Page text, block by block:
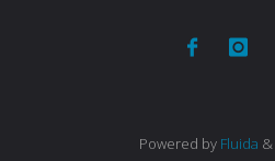
Powered by Fluida &